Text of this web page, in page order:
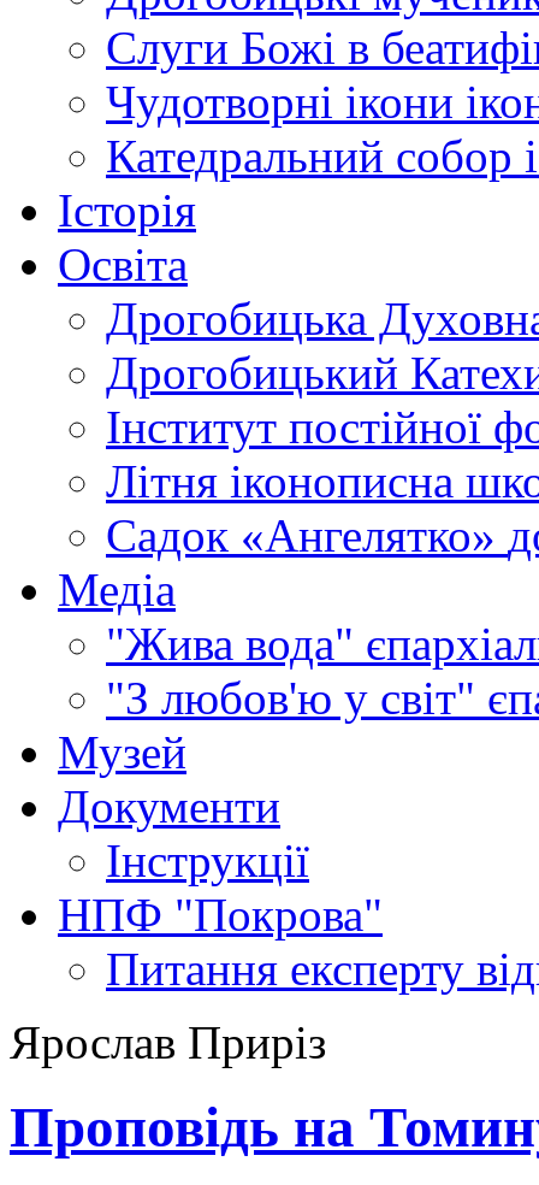
Слуги Божі в
Чудотворні ікони
Катедральний собор
Історія
Освіта
Дрогобицька
Дрогобицький
Інститут постійної
Літня іконописна
Садок «Ангелятко»
Медіа
"Жива вода"
"З любов'ю у світ"
Музей
Документи
Інструкції
НПФ "Покрова"
Питання експерту
Ярослав Приріз
Проповідь на